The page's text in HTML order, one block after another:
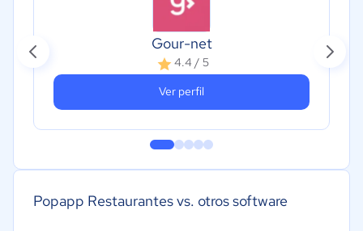
Gour-net
4.4 / 5
Ver perfil
Popapp Restaurantes vs. otros software